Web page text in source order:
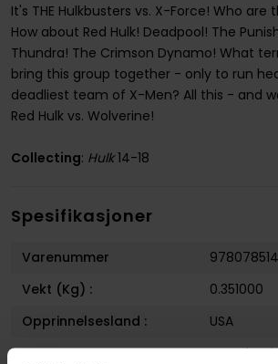
It's THE Hulkbusters vs. X-Force! Who are
How about Red Hulk! Deadpool! The
Thundra! The Crimson Dynamo! What
bring this group together - only to run
deadliest team of X-Men? All this - and
Red Hulk vs. Wolverine!
Collecting: Hulk14-18
Spesifikasjoner
Varenummer
Vekt (Kg) :
0.351000
Opprinnelsesland :
USA
Format
Paperback